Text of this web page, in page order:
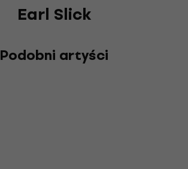
Earl Slick
Podobni artyści